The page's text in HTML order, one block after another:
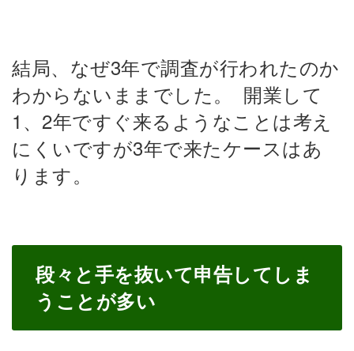
結局、なぜ3年で調査が行われたのか
わからないままでした。
開業して
1、2年ですぐ来るようなことは考え
にくいですが3年で来たケースはあ
ります。
段々と手を抜いて申告してしま
うことが多い